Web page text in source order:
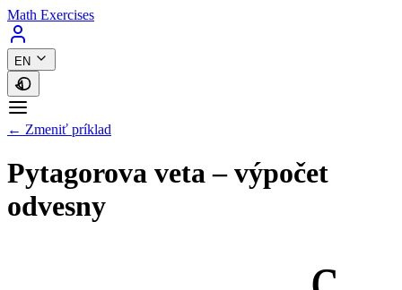
Math Exercises
EN
← Zmeniť príklad
Pytagorova veta – výpočet
odvesny